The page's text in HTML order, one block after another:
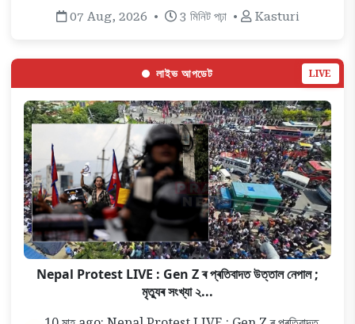
মৃত্যুৰ সংখ্যা ২...
10 মাহ ago: Nepal Protest LIVE : Gen Z ৰ প্ৰতিবাদত
উত্তাল নেপাল ; মৃত্যুৰ সংখ্যা ২...
1 বছৰ ago: Ronaldo
1 বছৰ ago: test live 1